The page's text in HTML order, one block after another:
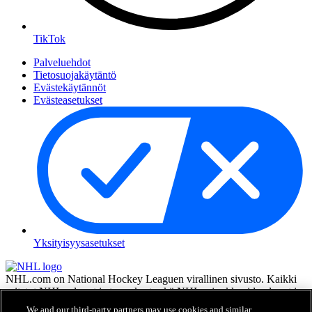
TikTok
Palveluehdot
Tietosuojakäytäntö
Evästekäytännöt
Evästeasetukset
Yksityisyysasetukset
NHL.com on National Hockey Leaguen virallinen sivusto. Kaikki
esitetyt NHL:n logot ja tunnukset sekä NHL:n joukkueiden logot ja
tunnukset ovat NHL:n ja sen joukkueiden omaisuutta, eikä niitä saa
We and our third-party partners may use cookies and similar